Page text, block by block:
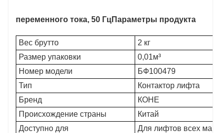
переменного тока, 50 ГцПараметры продукта
Вес брутто
2 кг
Размер упаковки
0,01м³
Номер модели
БФ100479
Тип
Контактор лифта
Бренд
КОНЕ
Происхождение страны
Китай
Доступно для
Для лифтов всех